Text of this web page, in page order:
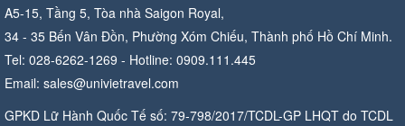
A5-15, Tầng 5, Tòa nhà Saigon Royal,
34 - 35 Bến Vân Đồn, Phường Xóm Chiếu, Thành phố Hồ Chí Minh.
Tel: 028-6262-1269 - Hotline: 0909.111.445
Email: sales@univietravel.com
GPKD Lữ Hành Quốc Tế số: 79-798/2017/TCDL-GP LHQT do TCDL